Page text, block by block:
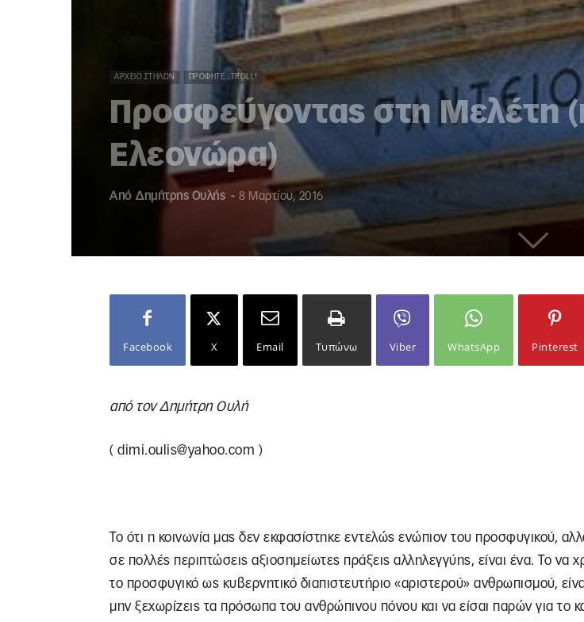
ΑΡΧΕΊΟ ΣΤΗΛΏΝ ΠΡΟΦΗΤΕ...TROLL!
Προσφεύγοντας στη Μελέτη
Ελεονώρα)
Από Δημήτρης Ουλής - 8 Μαρτίου, 2016
Facebook X Email Τυπώνω Viber WhatsApp Pinterest
από τον Δημήτρη Ουλή
( dimi.oulis@yahoo.com )
Το ότι η κοινωνία μας δεν εκφασίστηκε εντελώς ενώπιον του προσφυγικού,
σε πολλές περιπτώσεις αξιοσημείωτες πράξεις αλληλεγγύης, είναι ένα. Το να
το προσφυγικό ως κυβερνητικό διαπιστευτήριο «αριστερού» ανθρωπισμού,
μην ξεχωρίζεις τα πρόσωπα του ανθρώπινου πόνου και να είσαι παρών για το